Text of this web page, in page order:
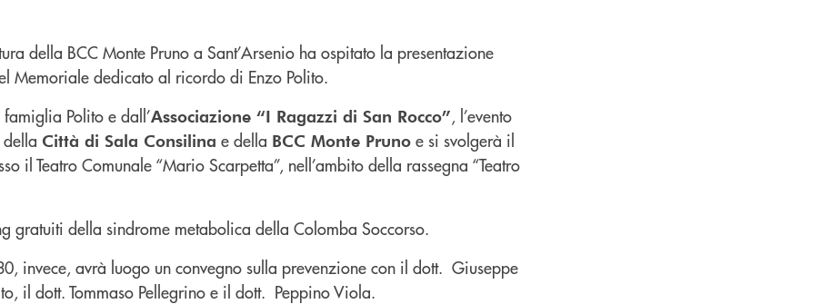
della BCC Monte Pruno a Sant’Arsenio ha ospitato la presentazione
Memoriale dedicato al ricordo di Enzo Polito.
Polito e dall’Associazione “I Ragazzi di San Rocco”, l’evento
Città di Sala Consilina e della BCC Monte Pruno e si svolgerà il
il Teatro Comunale “Mario Scarpetta”, nell’ambito della rassegna “Teatro
gratuiti della sindrome metabolica della Colomba Soccorso.
invece, avrà luogo un convegno sulla prevenzione con il dott. Giuseppe
il dott. Tommaso Pellegrino e il dott. Peppino Viola.